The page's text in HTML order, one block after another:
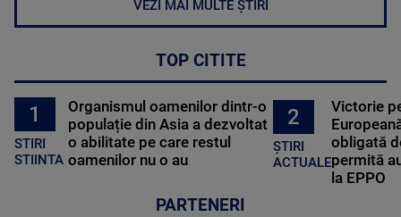
VEZI MAI MULTE ȘTIRI
TOP CITITE
1
STIRI
STIINTA
Organismul oamenilor dintr-o
populație din Asia a dezvoltat
o abilitate pe care restul
oamenilor nu o au
2
ȘTIRI
ACTUALE
Victorie
obligată
permită
la EPPO
PARTENERI